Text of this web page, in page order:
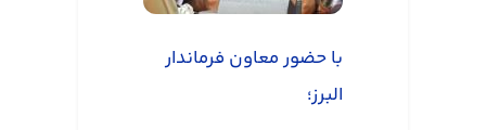
با حضور معاون فرماندار
البرز؛